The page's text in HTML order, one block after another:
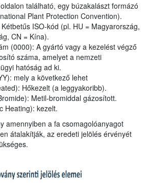
található, egy búzakalászt formázó
Plant Protection Convention).
ISO-kód (pl. HU = Magyarország,
CN = Kína).
(0000): A gyártó vagy a kezelést végző
száma, amelyet a nemzeti
hatóság ad ki.
mely a következő lehet
Hőkezelt (a leggyakoribb).
Metil-bromiddal gázosított.
Heating): kezelt.
amennyiben a fa csomagolóanyagot
átalakítják, az eredeti jelölés érvényét